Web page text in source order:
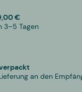
€
3–5 Tagen
an den